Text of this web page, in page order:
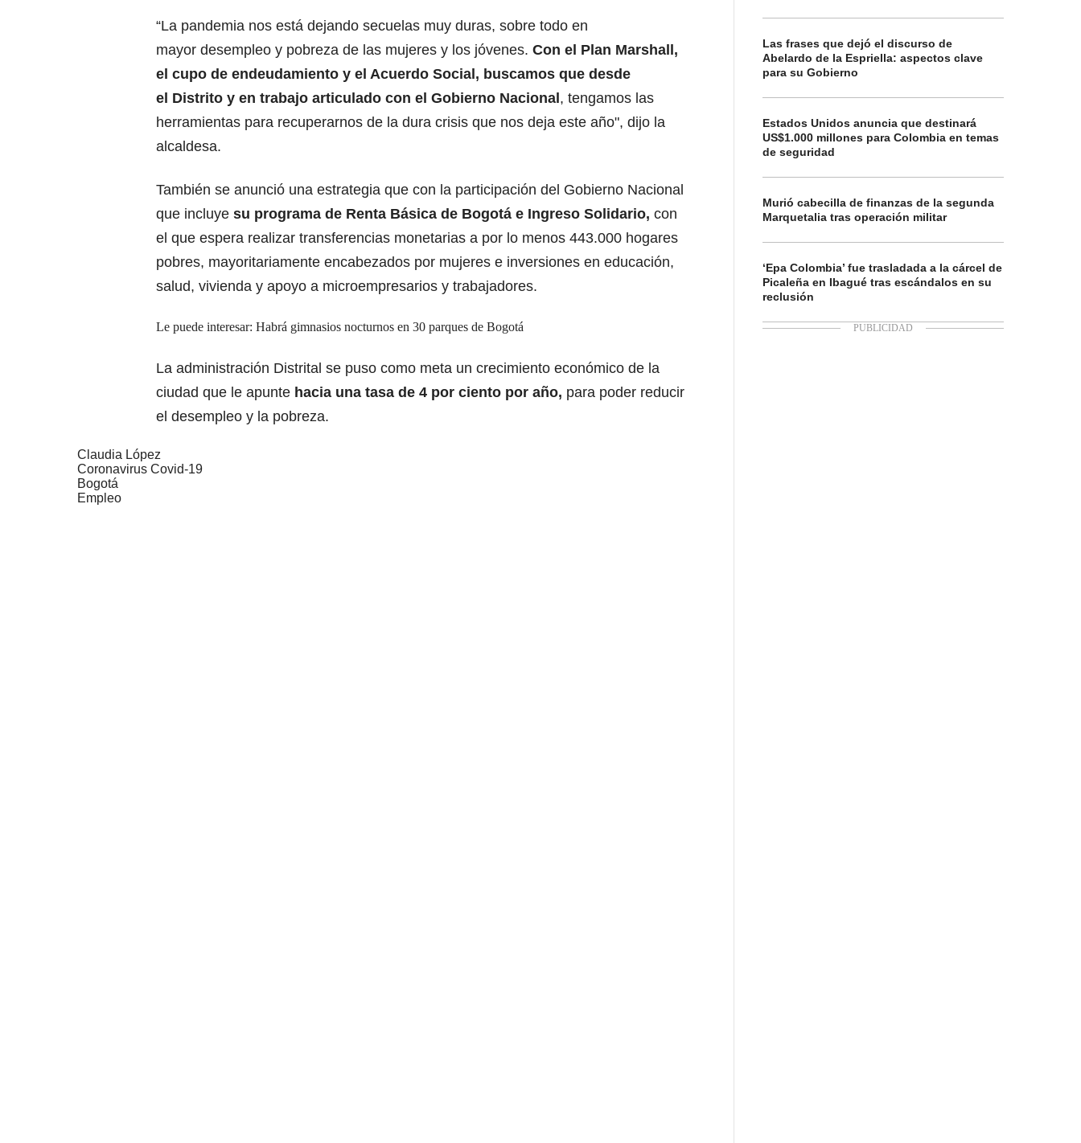
“La pandemia nos está dejando secuelas muy duras, sobre todo en
mayor desempleo y pobreza de las mujeres y los jóvenes. Con el Plan Marshall,
el cupo de endeudamiento y el Acuerdo Social, buscamos que desde
el Distrito y en trabajo articulado con el Gobierno Nacional, tengamos las
herramientas para recuperarnos de la dura crisis que nos deja este año", dijo la
alcaldesa.
También se anunció una estrategia que con la participación del Gobierno Nacional
que incluye su programa de Renta Básica de Bogotá e Ingreso Solidario, con
el que espera realizar transferencias monetarias a por lo menos 443.000 hogares
pobres, mayoritariamente encabezados por mujeres e inversiones en educación,
salud, vivienda y apoyo a microempresarios y trabajadores.
Le puede interesar: Habrá gimnasios nocturnos en 30 parques de Bogotá
La administración Distrital se puso como meta un crecimiento económico de la
ciudad que le apunte hacia una tasa de 4 por ciento por año, para poder reducir
el desempleo y la pobreza.
Claudia López
Coronavirus Covid-19
Bogotá
Empleo
Las frases que dejó el discurso de
Abelardo de la Espriella: aspectos clave
para su Gobierno
Estados Unidos anuncia que destinará
US$1.000 millones para Colombia en temas
de seguridad
Murió cabecilla de finanzas de la segunda
Marquetalia tras operación militar
‘Epa Colombia’ fue trasladada a la cárcel de
Picaleña en Ibagué tras escándalos en su
reclusión